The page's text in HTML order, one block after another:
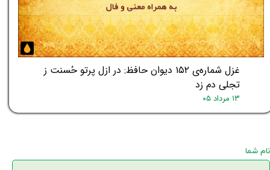
غزل شماره‌ی ۱۵۲ دیوان حافظ: در ازل پرتو حُسنت ز
تجلی دم زد
۱۳ مرداد ۰۵
نام شما